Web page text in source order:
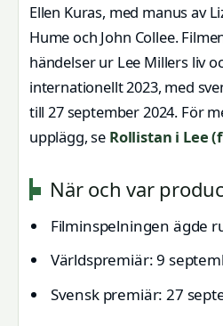
Ellen Kuras, med manus av
Hume och John Collee.
händelser ur Lee Millers liv
internationellt 2023, med
till 27 september 2024. För
upplägg, se Rollistan i Lee
När och var
Filminspelningen ägde
Världspremiär: 9
Svensk premiär: 27